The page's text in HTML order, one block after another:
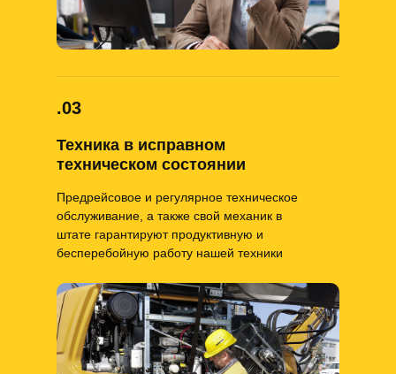
Техника в исправном
техническом состоянии
Предрейсовое и регулярное техническое
обслуживание, а также свой механик в
штате гарантируют продуктивную и
бесперебойную работу нашей техники
.03